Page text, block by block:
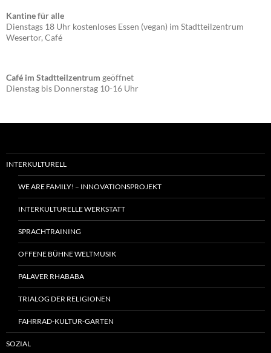
Kantine für alle
Dienstags 18 Uhr kostenloses Essen (vegan) im Stadtteilzentrum
Wesertor, Café
Café im Stadtteilzentrum geöffnet
Dienstag bis Donnerstag 10-16 Uhr
INTERKULTURELL
WE ARE FAMILY! – INNOVATIONSPROJEKT
INTERKULTURELLE WERKSTATT
SPRACHTRAINING
OFFENE BÜHNE WELTMUSIK
PALAVER RHABABA
TRIALOG DER RELIGIONEN
FAHRRAD-KULTUR-GARTEN
SOZIAL